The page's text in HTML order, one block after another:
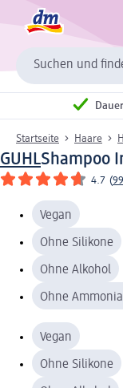
Suchen und
Startseite Haare
GUHLShampoo
4.7 (
Vegan
Ohne Silikone
Ohne Alkohol
Ohne
Vegan
Ohne Silikone